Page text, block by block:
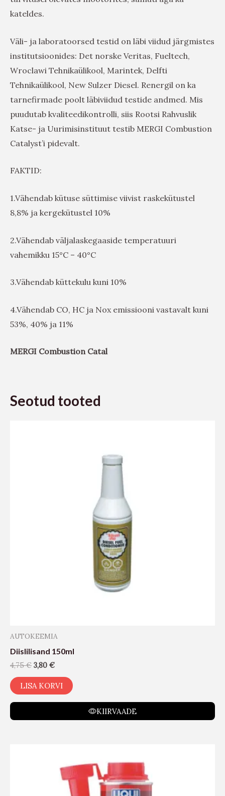
kateldes.
Väli- ja laboratoorsed testid on läbi viidud järgmistes
institutsioonides: Det norske Veritas, Fueltech,
Wroclawi Tehnikaülikool, Marintek, Delfti
Tehnikaülikool, New Sulzer Diesel. Renergil on ka
tarnefirmade poolt läbiviidud testide andmed. Mis
puudutab kvaliteedikontrolli, siis Rootsi Rahvuslik
Katse- ja Uurimisinstituut testib MERGI Combustion
Catalyst’i pidevalt.
FAKTID:
1.Vähendab kütuse süttimise viivist raskekütustel
8,8% ja kergekütustel 10%
2.Vähendab väljalaskegaaside temperatuuri
vahemikku 15°C – 40°C
3.Vähendab küttekulu kuni 10%
4.Vähendab CO, HC ja Nox emissiooni vastavalt kuni
53%, 40% ja 11%
MERGI Combustion Catal
Seotud tooted
AUTOKEEMIA
Diislilisand 150ml
4,75€ 3,80 €
LISA KORVI
KIIRVAADE